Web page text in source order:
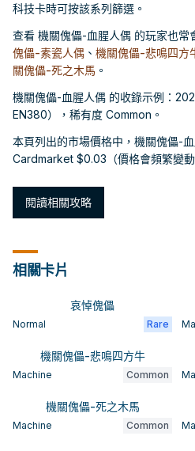
科技卡時可按該系列篩選。
查看 機關傀儡-血腥人偶 的玩家也常
傀儡-素瓷人偶 、 機關傀儡-悲鳴四方
關傀儡-死之木馬 。
機關傀儡-血腥人偶 的收錄示例：
EN380），稀有度 Common。
本頁列出的市場價格中，機關傀儡-
Cardmarket $0.03（價格會頻繁變動
閱讀相關攻略
相關卡片
哀悼傀儡
Normal Rare
機關傀儡-悲鳴四方牛
Machine Common
機關傀儡-死之木馬
Machine Common